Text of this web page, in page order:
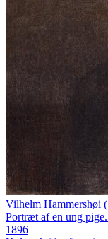
Vilhelm Hammershøi
Portræt af en ung
1896